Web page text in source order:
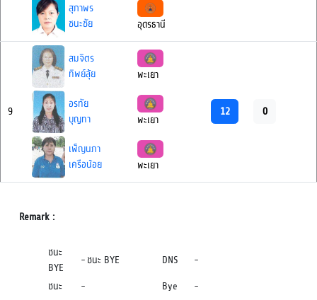
สุภาพร
ชนะชัย
อุดรธานี
9
สมจิตร
ทิพย์ลุ้ย
พะเยา
อรทัย
บุญทา
พะเยา
เพ็ญนภา
เครือน้อย
พะเยา
12 0
Remark :
ชนะ
BYE
-ชนะ BYE DNS
-
ชนะ
- Bye
-